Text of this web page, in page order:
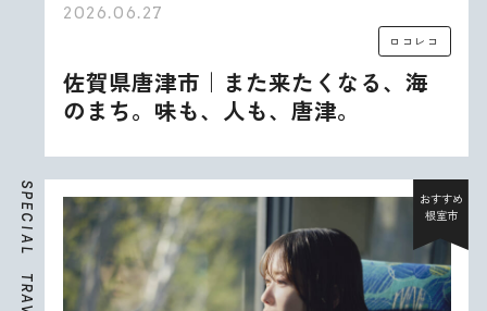
2026.06.27
ロコレコ
佐賀県唐津市｜また来たくなる、海
のまち。味も、人も、唐津。
S
P
E
C
I
A
L
T
R
A
おすすめ
根室市